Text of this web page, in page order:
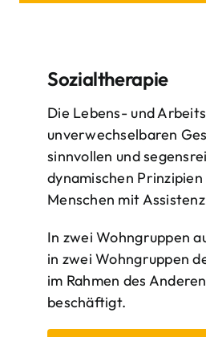
Sozialtherapie
Die Lebens- und
unverwechselbaren
sinnvollen und
dynamischen
Menschen mit
In zwei Wohngruppen
in zwei Wohngruppen
im Rahmen des
beschäftigt.